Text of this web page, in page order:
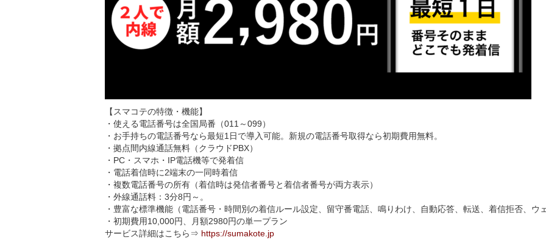
【スマコテの特徴・機能】
・使える電話番号は全国局番（011～099）
・お手持ちの電話番号なら最短1日で導入可能。新規の電話番号取得なら初期費用無料。
・拠点間内線通話無料（クラウドPBX）
・PC・スマホ・IP電話機等で発着信
・電話着信時に2端末の一同時着信
・複数電話番号の所有（着信時は発信者番号と着信者番号が両方表示）
・外線通話料：3分8円～。
・豊富な標準機能（電話番号・時間別の着信ルール設定、留守番電話、鳴りわけ、自動応答、転送、着信拒否、ウ
・初期費用10,000円、月額2980円の単一プラン
サービス詳細はこちら⇒ https://sumakote.jp